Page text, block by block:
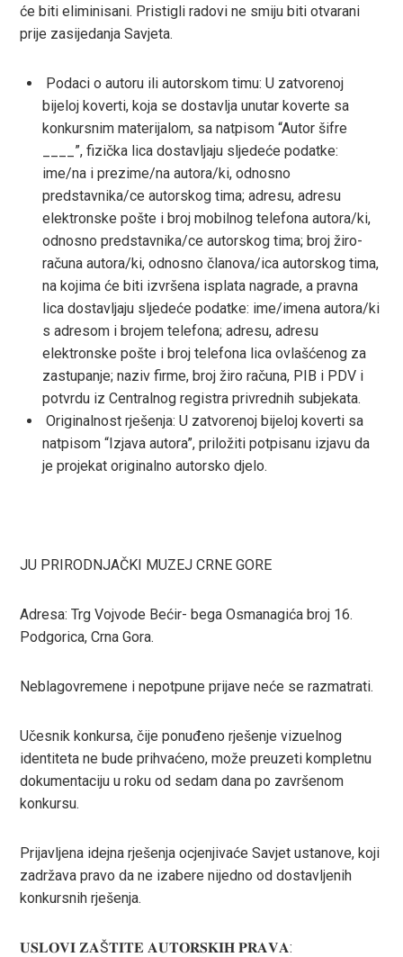
će biti eliminisani. Pristigli radovi ne smiju biti otvarani
prije zasijedanja Savjeta.
Podaci o autoru ili autorskom timu: U zatvorenoj
bijeloj koverti, koja se dostavlja unutar koverte sa
konkursnim materijalom, sa natpisom “Autor šifre
____”, fizička lica dostavljaju sljedeće podatke:
ime/na i prezime/na autora/ki, odnosno
predstavnika/ce autorskog tima; adresu, adresu
elektronske pošte i broj mobilnog telefona autora/ki,
odnosno predstavnika/ce autorskog tima; broj žiro-
računa autora/ki, odnosno članova/ica autorskog tima,
na kojima će biti izvršena isplata nagrade, a pravna
lica dostavljaju sljedeće podatke: ime/imena autora/ki
s adresom i brojem telefona; adresu, adresu
elektronske pošte i broj telefona lica ovlašćenog za
zastupanje; naziv firme, broj žiro računa, PIB i PDV i
potvrdu iz Centralnog registra privrednih subjekata.
Originalnost rješenja: U zatvorenoj bijeloj koverti sa
natpisom “Izjava autora”, priložiti potpisanu izjavu da
je projekat originalno autorsko djelo.
JU PRIRODNJAČKI MUZEJ CRNE GORE
Adresa: Trg Vojvode Bećir- bega Osmanagića broj 16.
Podgorica, Crna Gora.
Neblagovremene i nepotpune prijave neće se razmatrati.
Učesnik konkursa, čije ponuđeno rješenje vizuelnog
identiteta ne bude prihvaćeno, može preuzeti kompletnu
dokumentaciju u roku od sedam dana po završenom
konkursu.
Prijavljena idejna rješenja ocjenjivaće Savjet ustanove, koji
zadržava pravo da ne izabere nijedno od dostavljenih
konkursnih rješenja.
𝐔𝐒𝐋𝐎𝐕𝐈 𝐙𝐀Š𝐓𝐈𝐓𝐄 𝐀𝐔𝐓𝐎𝐑𝐒𝐊𝐈𝐇 𝐏𝐑𝐀𝐕𝐀: